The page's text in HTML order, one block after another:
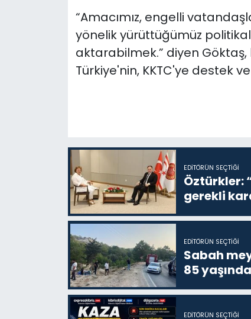
“Amacımız, engelli
yönelik yürüttüğümüz
aktarabilmek.” diyen
Türkiye'nin, KKTC'ye destek
EDITÖRÜN SEÇTIĞI
Öztürkler:
gerekli
EDITÖRÜN SEÇTIĞI
Sabah
85
EDITÖRÜN SEÇTIĞI